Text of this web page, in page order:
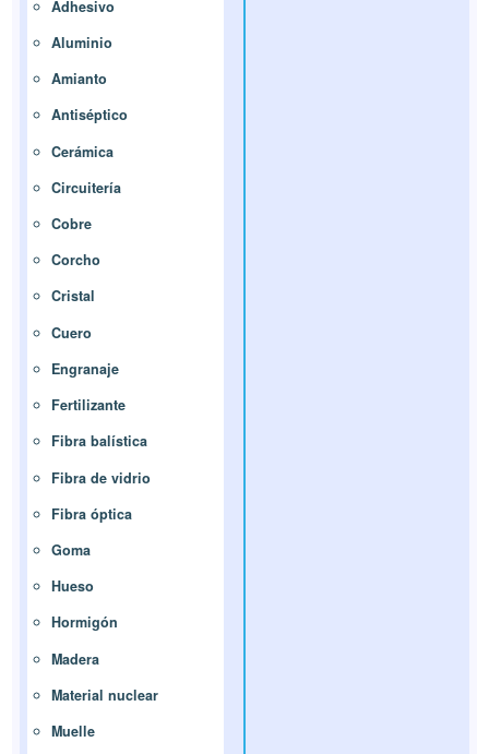
Adhesivo
Aluminio
Amianto
Antiséptico
Cerámica
Circuitería
Cobre
Corcho
Cristal
Cuero
Engranaje
Fertilizante
Fibra balística
Fibra de vidrio
Fibra óptica
Goma
Hueso
Hormigón
Madera
Material nuclear
Muelle